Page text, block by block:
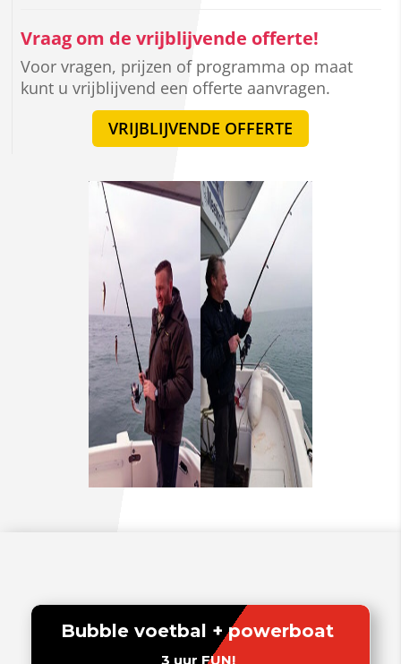
Vraag om de vrijblijvende offerte!
Voor vragen, prijzen of programma op maat
kunt u vrijblijvend een offerte aanvragen.
VRIJBLIJVENDE OFFERTE
Bubble voetbal + powerboat
3 uur FUN!